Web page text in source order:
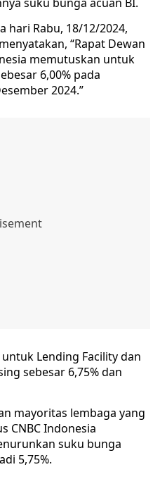
hari Rabu, 18/12/2024,
“Rapat Dewan
memutuskan untuk
6,00% pada
2024.”
Lending Facility dan
sebesar 6,75% dan
mayoritas lembaga yang
CNBC Indonesia
suku bunga
5,75%.